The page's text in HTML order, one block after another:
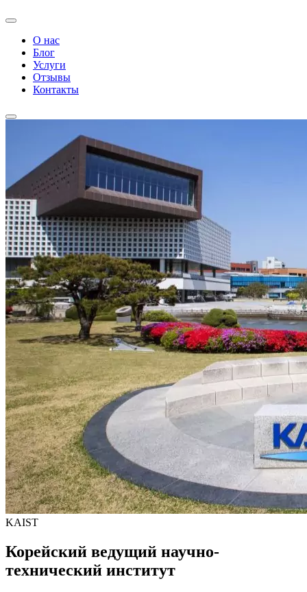
О нас
Блог
Услуги
Отзывы
Контакты
KAIST
Корейский ведущий научно-
технический институт